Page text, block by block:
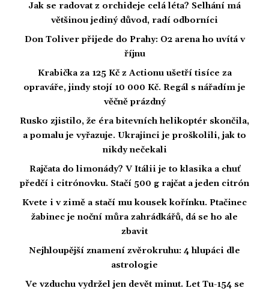
Jak se radovat z orchideje celá léta? Selhání má
většinou jediný důvod, radí odborníci
Don Toliver přijede do Prahy: O2 arena ho uvítá v
říjnu
Krabička za 125 Kč z Actionu ušetří tisíce za
opraváře, jindy stojí 10 000 Kč. Regál s nářadím je
věčně prázdný
Rusko zjistilo, že éra bitevních helikoptér skončila,
a pomalu je vyřazuje. Ukrajinci je proškolili, jak to
nikdy nečekali
Rajčata do limonády? V Itálii je to klasika a chuť
předčí i citrónovku. Stačí 500 g rajčat a jeden citrón
Kvete i v zimě a stačí mu kousek kořínku. Ptačinec
žabinec je noční můra zahrádkářů, dá se ho ale
zbavit
Nejhloupější znamení zvěrokruhu: 4 hlupáci dle
astrologie
Ve vzduchu vydržel jen devět minut. Let Tu-154 se